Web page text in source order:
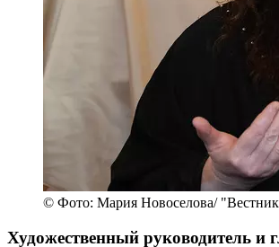
© Фото: Мария Новоселова/ "Вестник
Художественный руководитель и